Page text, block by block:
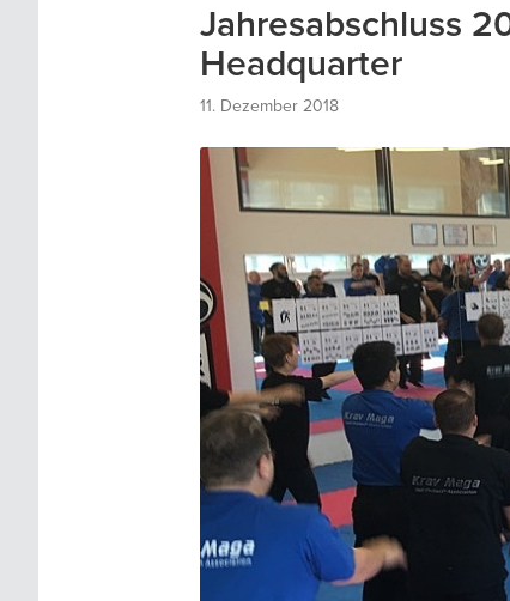
Krav Maga DVDs
Online Home
Jahresabschluss
Headquarter
11. Dezember 2018